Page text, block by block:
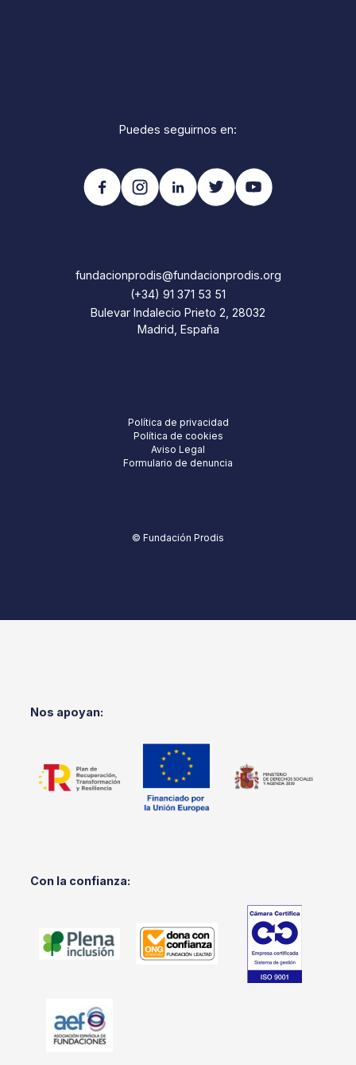
Puedes seguirnos en:
fundacionprodis@fundacionprodis.org
(+34) 91 371 53 51
Bulevar Indalecio Prieto 2, 28032
Madrid, España
Política de privacidad
Política de cookies
Aviso Legal
Formulario de denuncia
© Fundación Prodis
Nos apoyan:
Con la confianza: